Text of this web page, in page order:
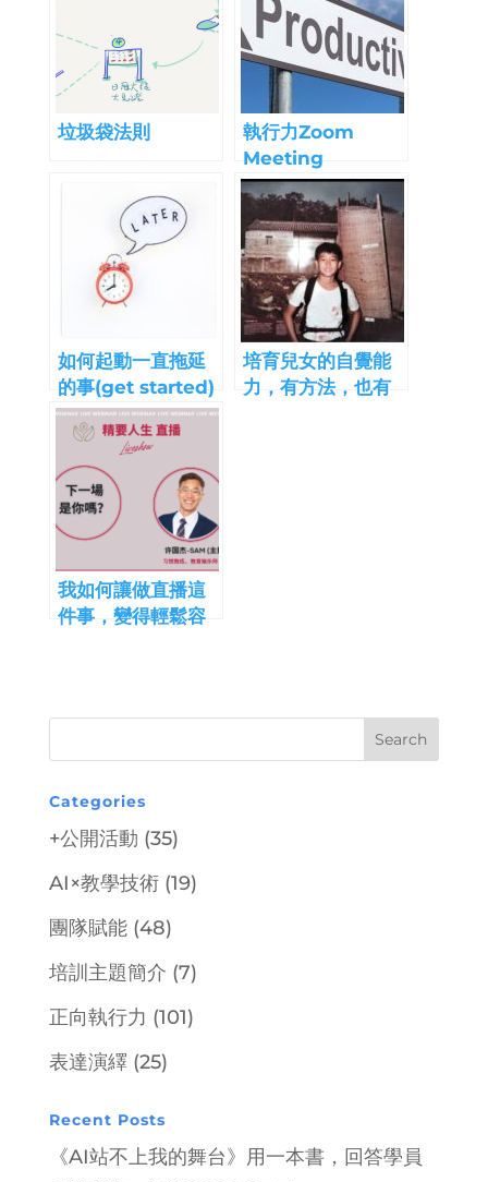
垃圾袋法則
執行力Zoom
Meeting
如何起動一直拖延
的事(get started)
培育兒女的自覺能
力，有方法，也有
我如何讓做直播這
件事，變得輕鬆容
Categories
+公開活動 (35)
AI×教學技術(19)
團隊賦能(48)
培訓主題簡介 (7)
正向執行力 (101)
表達演繹 (25)
Recent Posts
《AI站不上我的舞台》用一本書，回答學員